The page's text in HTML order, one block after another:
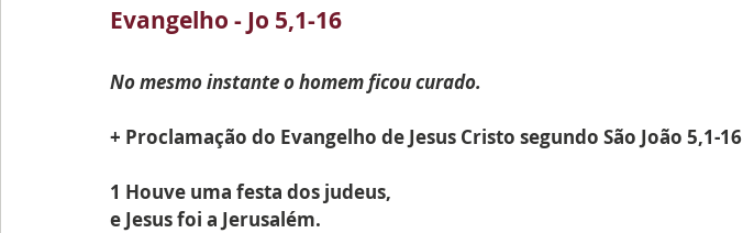
Evangelho - Jo 5,1-16
No mesmo instante o homem ficou curado.
+ Proclamação do Evangelho de Jesus Cristo segundo São João 5,1-16
1 Houve uma festa dos judeus,
e Jesus foi a Jerusalém.